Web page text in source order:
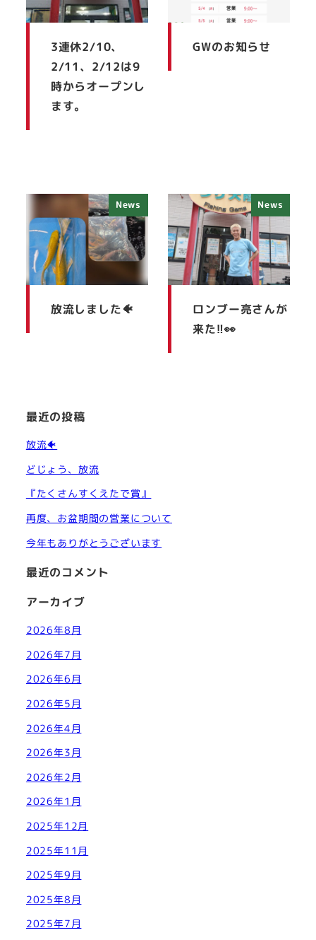
3連休2/10、
2/11、2/12は9
時からオープンし
ます。
GWのお知らせ
News
放流しました🐠
News
ロンブー亮さんが
来た‼👀
最近の投稿
放流🐠
どじょう、放流
『たくさんすくえたで賞』
再度、お盆期間の営業について
今年もありがとうございます
最近のコメント
アーカイブ
2026年8月
2026年7月
2026年6月
2026年5月
2026年4月
2026年3月
2026年2月
2026年1月
2025年12月
2025年11月
2025年9月
2025年8月
2025年7月